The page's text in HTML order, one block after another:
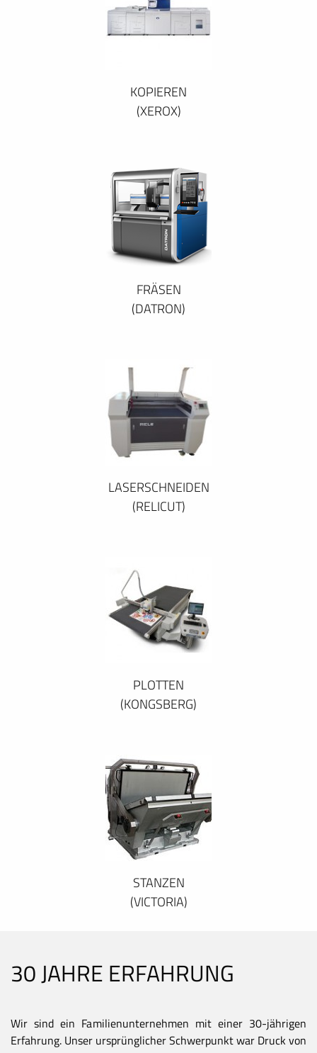
KOPIEREN
(XEROX)
FRÄSEN
(DATRON)
LASERSCHNEIDEN
(RELICUT)
PLOTTEN
(KONGSBERG)
STANZEN
(VICTORIA)
30 JAHRE ERFAHRUNG
Wir sind ein Familienunternehmen mit einer 30-jährigen
Erfahrung. Unser ursprünglicher Schwerpunkt war Druck von